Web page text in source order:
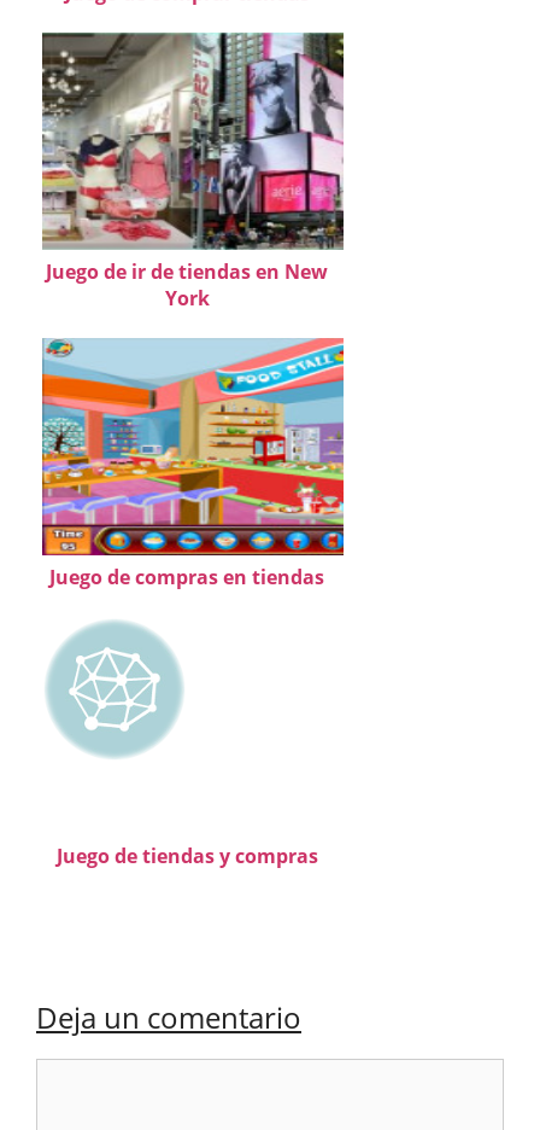
Juego de ir de tiendas en New
York
Juego de compras en tiendas
Juego de tiendas y compras
Deja un comentario